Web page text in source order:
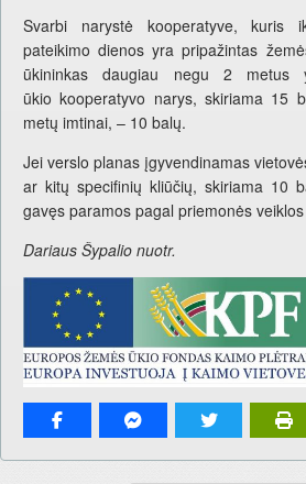
Svarbi narystė kooperatyve, kuris
pateikimo dienos yra pripažintas
ūkininkas daugiau negu 2 metus
ūkio kooperatyvo narys, skiriama 15
metų imtinai, – 10 balų.
Jei verslo planas įgyvendinamas
ar kitų specifinių kliūčių, skiriama 10
gavęs paramos pagal priemonės
Dariaus Šypalio nuotr.